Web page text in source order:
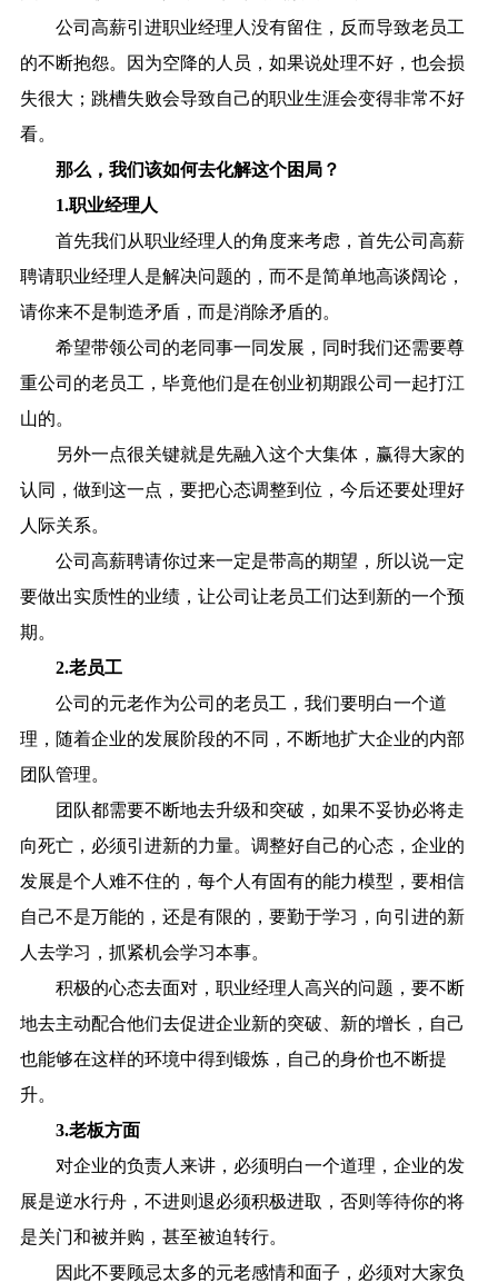
公司高薪引进职业经理人没有留住，反而导致老员工
的不断抱怨。因为空降的人员，如果说处理不好，也会损
失很大；跳槽失败会导致自己的职业生涯会变得非常不好
看。
那么，我们该如何去化解这个困局？
1.职业经理人
首先我们从职业经理人的角度来考虑，首先公司高薪
聘请职业经理人是解决问题的，而不是简单地高谈阔论，
请你来不是制造矛盾，而是消除矛盾的。
希望带领公司的老同事一同发展，同时我们还需要尊
重公司的老员工，毕竟他们是在创业初期跟公司一起打江
山的。
另外一点很关键就是先融入这个大集体，赢得大家的
认同，做到这一点，要把心态调整到位，今后还要处理好
人际关系。
公司高薪聘请你过来一定是带高的期望，所以说一定
要做出实质性的业绩，让公司让老员工们达到新的一个预
期。
2.老员工
公司的元老作为公司的老员工，我们要明白一个道
理，随着企业的发展阶段的不同，不断地扩大企业的内部
团队管理。
团队都需要不断地去升级和突破，如果不妥协必将走
向死亡，必须引进新的力量。调整好自己的心态，企业的
发展是个人难不住的，每个人有固有的能力模型，要相信
自己不是万能的，还是有限的，要勤于学习，向引进的新
人去学习，抓紧机会学习本事。
积极的心态去面对，职业经理人高兴的问题，要不断
地去主动配合他们去促进企业新的突破、新的增长，自己
也能够在这样的环境中得到锻炼，自己的身价也不断提
升。
3.老板方面
对企业的负责人来讲，必须明白一个道理，企业的发
展是逆水行舟，不进则退必须积极进取，否则等待你的将
是关门和被并购，甚至被迫转行。
因此不要顾忌太多的元老感情和面子，必须对大家负